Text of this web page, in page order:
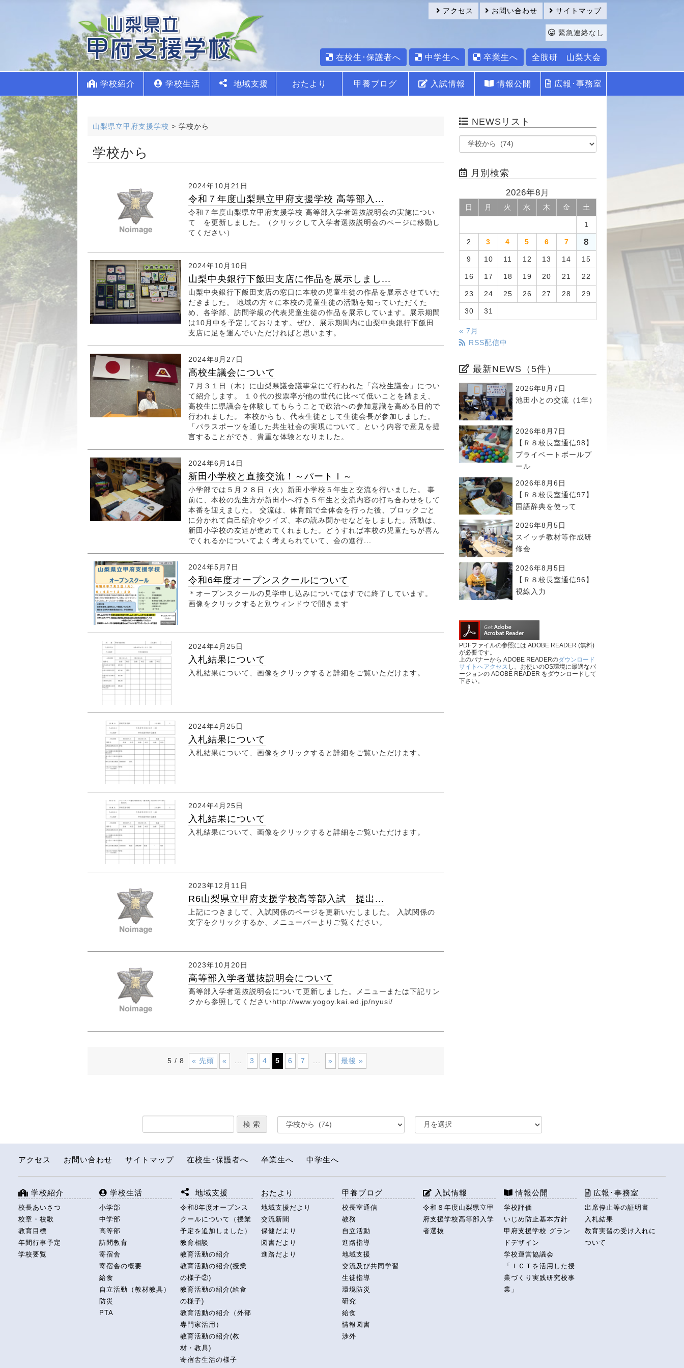
サイトマップ
お問い合わせ
アクセス
緊急連絡なし
在校生･保護者へ 中学生へ 卒業生へ 全肢研 山梨大会
学校紹介 学校生活 地域支援 おたより 甲養ブログ 入試情報 情報公開 広報･事務室
山梨県立甲府支援学校 > 学校から
学校から
2024年10月21日
令和７年度山梨県立甲府支援学校 高等部入...
令和７年度山梨県立甲府支援学校 高等部入学者選抜説明会の実施につい
て を更新しました。（クリックして入学者選抜説明会のページに移動し
てください）
2024年10月10日
山梨中央銀行下飯田支店に作品を展示しまし...
山梨中央銀行下飯田支店の窓口に本校の児童生徒の作品を展示させていた
だきました。 地域の方々に本校の児童生徒の活動を知っていただくた
め、各学部、訪問学級の代表児童生徒の作品を展示しています。展示期間
は10月中を予定しております。ぜひ、展示期間内に山梨中央銀行下飯田
支店に足を運んでいただければと思います。
2024年8月27日
高校生議会について
７月３１日（木）に山梨県議会議事堂にて行われた「高校生議会」につい
て紹介します。 １０代の投票率が他の世代に比べて低いことを踏まえ、
高校生に県議会を体験してもらうことで政治への参加意識を高める目的で
行われました。 本校からも、代表生徒として生徒会長が参加しました。
「パラスポーツを通した共生社会の実現について」という内容で意見を提
言することができ、貴重な体験となりました。
2024年6月14日
新田小学校と直接交流！～パートⅠ～
小学部では５月２８日（火）新田小学校５年生と交流を行いました。 事
前に、本校の先生方が新田小へ行き５年生と交流内容の打ち合わせをして
本番を迎えました。 交流は、体育館で全体会を行った後、ブロックごと
に分かれて自己紹介やクイズ、本の読み聞かせなどをしました。活動は、
新田小学校の友達が進めてくれました。どうすれば本校の児童たちが喜ん
でくれるかについてよく考えられていて、会の進行...
2024年5月7日
令和6年度オープンスクールについて
＊オープンスクールの見学申し込みについてはすでに終了しています。
画像をクリックすると別ウィンドウで開きます
2024年4月25日
入札結果について
入札結果について、画像をクリックすると詳細をご覧いただけます。
2024年4月25日
入札結果について
入札結果について、画像をクリックすると詳細をご覧いただけます。
2024年4月25日
入札結果について
入札結果について、画像をクリックすると詳細をご覧いただけます。
2023年12月11日
R6山梨県立甲府支援学校高等部入試 提出...
上記につきまして、入試関係のページを更新いたしました。 入試関係の
文字をクリックするか、メニューバーよりご覧ください。
2023年10月20日
高等部入学者選抜説明会について
高等部入学者選抜説明会について更新しました。メニューまたは下記リン
クから参照してくださいhttp://www.yogoy.kai.ed.jp/nyusi/
5 / 8 « 先頭 « 3 4 5 6 7 » 最後 »
NEWSリスト
月別検索
2026年8月
日 月 火 水 木 金 土
1
2 3 4 5 6 7 8
9 10 11 12 13 14 15
16 17 18 19 20 21 22
23 24 25 26 27 28 29
30 31
« 7月
RSS配信中
最新NEWS（5件）
2026年8月7日
池田小との交流（1年）
2026年8月7日
【Ｒ８校長室通信98】
プライベートボールプ
ール
2026年8月6日
【Ｒ８校長室通信97】
国語辞典を使って
2026年8月5日
スイッチ教材等作成研
修会
2026年8月5日
【Ｒ８校長室通信96】
視線入力
PDFファイルの参照には ADOBE READER (無料)
が必要です。
上のバナーから ADOBE READERのダウンロード
サイトへアクセス し、お使いのOS環境に最適なバ
ージョンの ADOBE READER をダウンロードして
下さい。
アクセス お問い合わせ サイトマップ 在校生･保護者へ 卒業生へ 中学生へ
学校紹介
校長あいさつ
校章・校歌
教育目標
年間行事予定
学校要覧
学校生活
小学部
中学部
高等部
訪問教育
寄宿舎
寄宿舎の概要
給食
自立活動（教材教具）
防災
PTA
地域支援
令和8年度オープンス
クールについて（授業
予定を追加しました）
教育相談
教育活動の紹介
教育活動の紹介(授業
の様子②)
教育活動の紹介(給食
の様子)
教育活動の紹介（外部
専門家活用）
教育活動の紹介(教
材・教具)
寄宿舎生活の様子
おたより
地域支援だより
交流新聞
保健だより
図書だより
進路だより
甲養ブログ
校長室通信
教務
自立活動
進路指導
地域支援
交流及び共同学習
生徒指導
環境防災
研究
給食
情報図書
渉外
入試情報
令和８年度山梨県立甲
府支援学校高等部入学
者選抜
情報公開
学校評価
いじめ防止基本方針
甲府支援学校 グラン
ドデザイン
学校運営協議会
「ＩＣＴを活用した授
業づくり実践研究校事
業」
広報･事務室
出席停止等の証明書
入札結果
教育実習の受け入れに
ついて